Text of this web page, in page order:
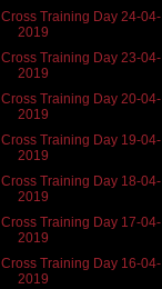
Cross Training Day 24-04-
2019
Cross Training Day 23-04-
2019
Cross Training Day 20-04-
2019
Cross Training Day 19-04-
2019
Cross Training Day 18-04-
2019
Cross Training Day 17-04-
2019
Cross Training Day 16-04-
2019